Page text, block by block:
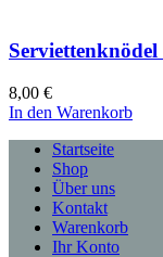
Serviettenknödel
8,00 €
In den Warenkorb
Startseite
Shop
Über uns
Kontakt
Warenkorb
Ihr Konto